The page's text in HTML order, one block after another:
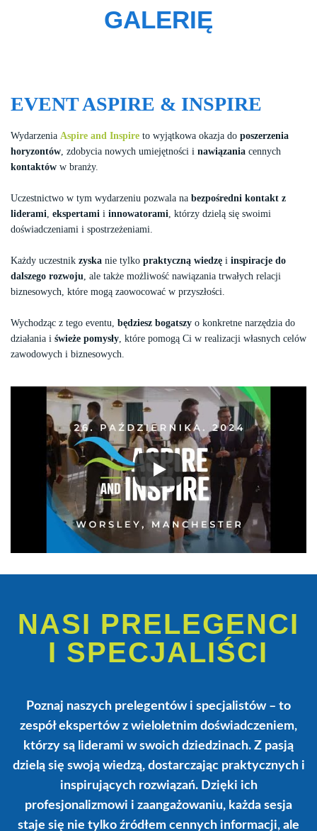
GALERIĘ
EVENT ASPIRE & INSPIRE
Wydarzenia Aspire and Inspire to wyjątkowa okazja do poszerzenia
horyzontów, zdobycia nowych umiejętności i nawiązania cennych
kontaktów w branży.
Uczestnictwo w tym wydarzeniu pozwala na bezpośredni kontakt z
liderami, ekspertami i innowatorami, którzy dzielą się swoimi
doświadczeniami i spostrzeżeniami.
Każdy uczestnik zyska nie tylko praktyczną wiedzę i inspiracje do
dalszego rozwoju, ale także możliwość nawiązania trwałych relacji
biznesowych, które mogą zaowocować w przyszłości.
Wychodząc z tego eventu, będziesz bogatszy o konkretne narzędzia do
działania i świeże pomysły, które pomogą Ci w realizacji własnych celów
zawodowych i biznesowych.
NASI PRELEGENCI
I SPECJALIŚCI
Poznaj naszych prelegentów i specjalistów – to
zespół ekspertów z wieloletnim doświadczeniem,
którzy są liderami w swoich dziedzinach. Z pasją
dzielą się swoją wiedzą, dostarczając praktycznych i
inspirujących rozwiązań. Dzięki ich
profesjonalizmowi i zaangażowaniu, każda sesja
staje się nie tylko źródłem cennych informacji, ale